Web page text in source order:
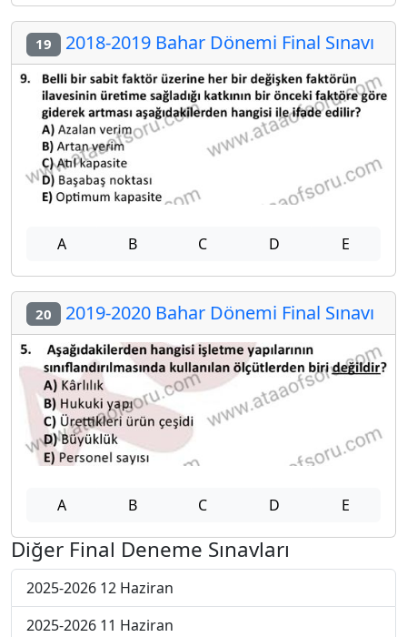
19 2018-2019 Bahar Dönemi Final Sınavı
A B C D E
20 2019-2020 Bahar Dönemi Final Sınavı
A B C D E
Diğer Final Deneme Sınavları
2025-2026 12 Haziran
2025-2026 11 Haziran